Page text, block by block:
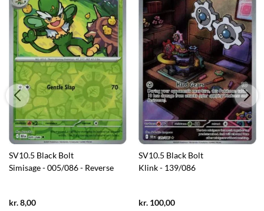
SV10.5 Black Bolt
Simisage - 005/086 - Reverse
kr.8,00Current
SV10.5 Black Bolt
Klink - 139/086
kr.100,00Current